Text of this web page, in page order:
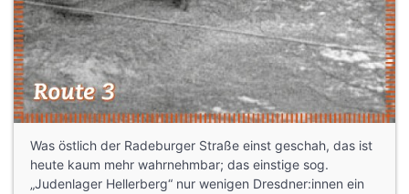
Was östlich der Radeburger Straße einst geschah, das ist
heute kaum mehr wahrnehmbar; das einstige sog.
„Judenlager Hellerberg“ nur wenigen Dresdner:innen ein